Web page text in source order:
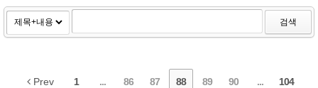
검색
Prev 1 ... 86 87 88 89 90 ... 104